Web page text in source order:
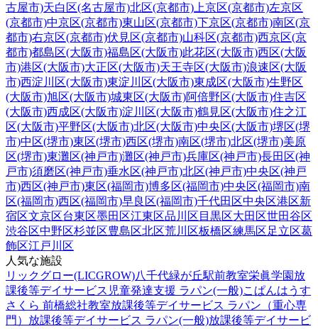
古屋市)天白区(名古屋市)北区(京都市) 上京区(京都市)左京区
(京都市)中京区(京都市)東山区(京都市)下京区(京都市)南区(京
都市)右京区(京都市)伏見区(京都市)山科区(京都市)西京区(京
都市)都島区(大阪市)福島区(大阪市)此花区(大阪市)西区(大阪
市)港区(大阪市)大正区(大阪市)天王寺区(大阪市)浪速区(大阪
市)西淀川区(大阪市)東淀川区(大阪市)東成区(大阪市)生野区
(大阪市)旭区(大阪市)城東区(大阪市)阿倍野区(大阪市)住吉区
(大阪市)西成区(大阪市)淀川区(大阪市)鶴見区(大阪市)住之江
区(大阪市)平野区(大阪市)北区(大阪市)中央区(大阪市)堺区(堺
市)中区(堺市)東区(堺市)西区(堺市)南区(堺市)北区(堺市)美原
区(堺市)東灘区(神戸市)灘区(神戸市)兵庫区(神戸市)長田区(神
戸市)須磨区(神戸市)垂水区(神戸市)北区(神戸市)中央区(神戸
市)西区(神戸市)東区(福岡市)博多区(福岡市)中央区(福岡市)南
区(福岡市)西区(福岡市)早良区(福岡市)千代田区中央区港区新
宿区文京区台東区墨田区江東区品川区 目黒区大田区世田谷区
渋谷区中野区杉並区豊島区北区荒川区板橋区練馬区足立区葛
飾区江戸川区
人気な施設
リックグロー(LICGROW)八千代緑が丘駅前教室栄眞学園放
課後等デイサービス 児童発達支援 ラパン(一般)こぱんはうす
さくら 前橋総社教室放課後等デイサービス ラパン（重心専
門） 放課後等デイサービス ラパン(一般)放課後等デイサービ